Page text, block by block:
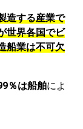
造する産業で
世界各国でビ
船業は不可欠
％は船舶によ